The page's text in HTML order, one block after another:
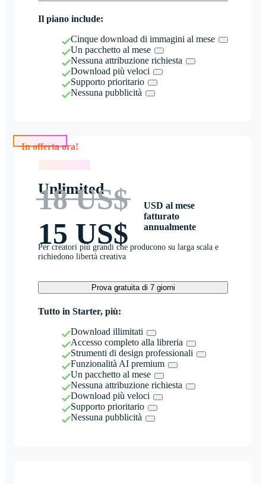
Il piano include:
Cinque download di immagini al mese
Un pacchetto al mese
Nessuna attribuzione richiesta
Download più veloci
Supporto prioritario
Nessuna pubblicità
Unlimited
18 US$
15 US$
USD al mese
fatturato
annualmente
Per creatori più grandi che producono su larga scala e
richiedono libertà creativa
Prova gratuita di 7 giorni
Tutto in Starter, più:
Download illimitati
Accesso completo alla libreria
Strumenti di design professionali
Funzionalità AI premium
Un pacchetto al mese
Nessuna attribuzione richiesta
Download più veloci
Supporto prioritario
Nessuna pubblicità